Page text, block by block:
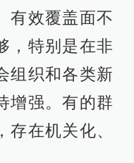
有效覆盖面不
，特别是在非
组织和各类新
增强。有的群
在机关化、